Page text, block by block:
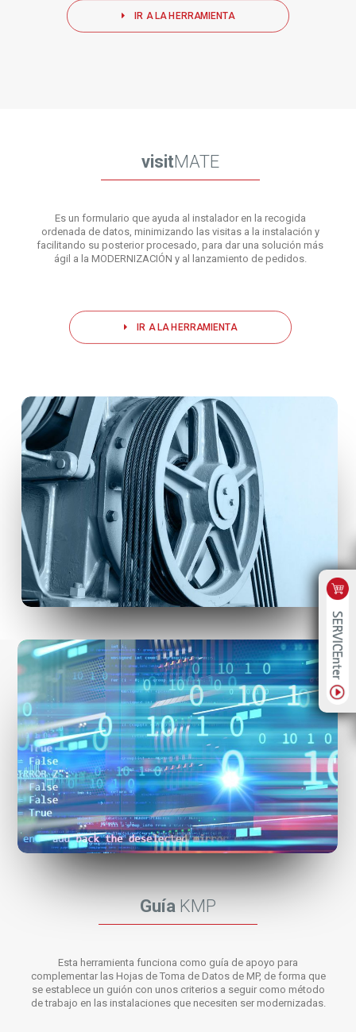
IR A LA HERRAMIENTA
visitMATE
Es un formulario que ayuda al instalador en la recogida
ordenada de datos, minimizando las visitas a la instalación y
facilitando su posterior procesado, para dar una solución más
ágil a la MODERNIZACIÓN y al lanzamiento de pedidos.
IR A LA HERRAMIENTA
Guía KMP
Esta herramienta funciona como guía de apoyo para
complementar las Hojas de Toma de Datos de MP, de forma que
se establece un guión con unos criterios a seguir como método
de trabajo en las instalaciones que necesiten ser modernizadas.